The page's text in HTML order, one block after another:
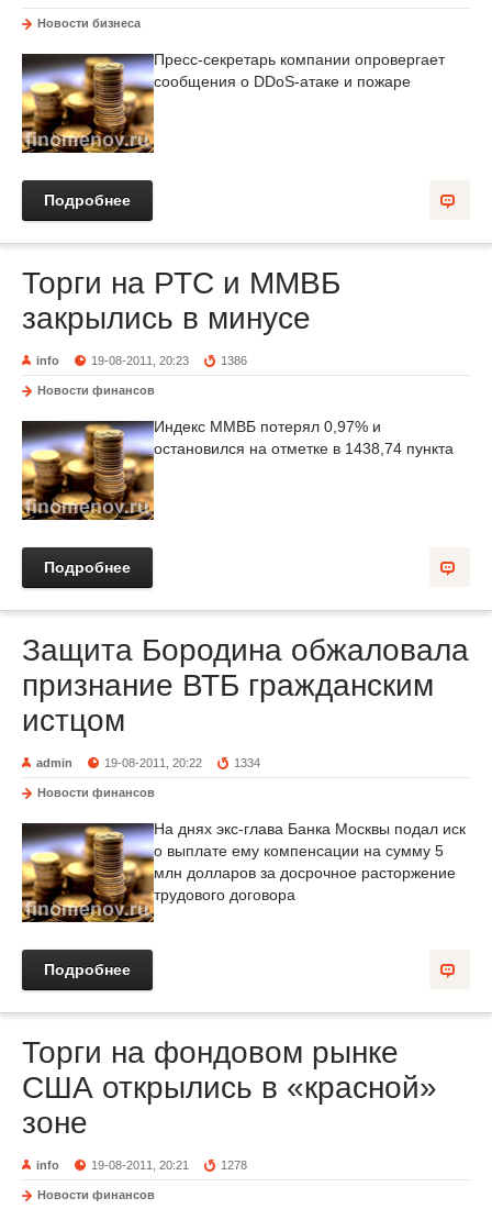
Новости бизнеса
Пресс-секретарь компании опровергает
сообщения о DDoS-атаке и пожаре
Подробнее
Торги на РТС и ММВБ
закрылись в минусе
info 19-08-2011, 20:23 1386
Новости финансов
Индекс ММВБ потерял 0,97% и
остановился на отметке в 1438,74 пункта
Подробнее
Защита Бородина обжаловала
признание ВТБ гражданским
истцом
admin 19-08-2011, 20:22 1334
Новости финансов
На днях экс-глава Банка Москвы подал иск
о выплате ему компенсации на сумму 5
млн долларов за досрочное расторжение
трудового договора
Подробнее
Торги на фондовом рынке
США открылись в «красной»
зоне
info 19-08-2011, 20:21 1278
Новости финансов